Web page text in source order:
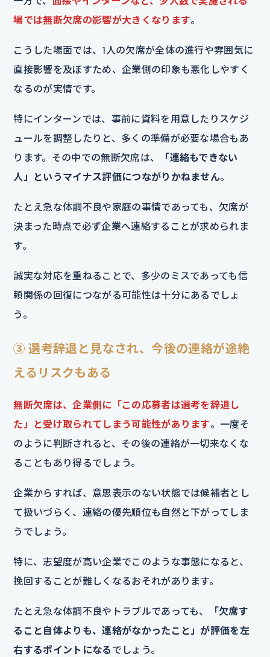
場では無断欠席の影響が大きくなります。
こうした場面では、1人の欠席が全体の進行や雰囲気に
直接影響を及ぼすため、企業側の印象も悪化しやすく
なるのが実情です。
特にインターンでは、事前に資料を用意したりスケジ
ュールを調整したりと、多くの準備が必要な場合もあ
ります。その中での無断欠席は、
「連絡もできない
人」というマイナス評価につながりかねません。
たとえ急な体調不良や家庭の事情であっても、欠席が
決まった時点で必ず企業へ連絡することが求められま
す。
誠実な対応を重ねることで、多少のミスであっても信
頼関係の回復につながる可能性は十分にあるでしょ
う。
③ 選考辞退と見なされ、今後の連絡が途絶
えるリスクもある
無断欠席は、企業側に「この応募者は選考を辞退し
た」と受け取られてしまう可能性があります。一度そ
のように判断されると、その後の連絡が一切来なくな
ることもあり得るでしょう。
企業からすれば、意思表示のない状態では候補者とし
て扱いづらく、連絡の優先順位も自然と下がってしま
うでしょう。
特に、志望度が高い企業でこのような事態になると、
挽回することが難しくなるおそれがあります。
たとえ急な体調不良やトラブルであっても、
「欠席す
ること自体よりも、連絡がなかったこと」が評価を左
右するポイントになる でしょう。